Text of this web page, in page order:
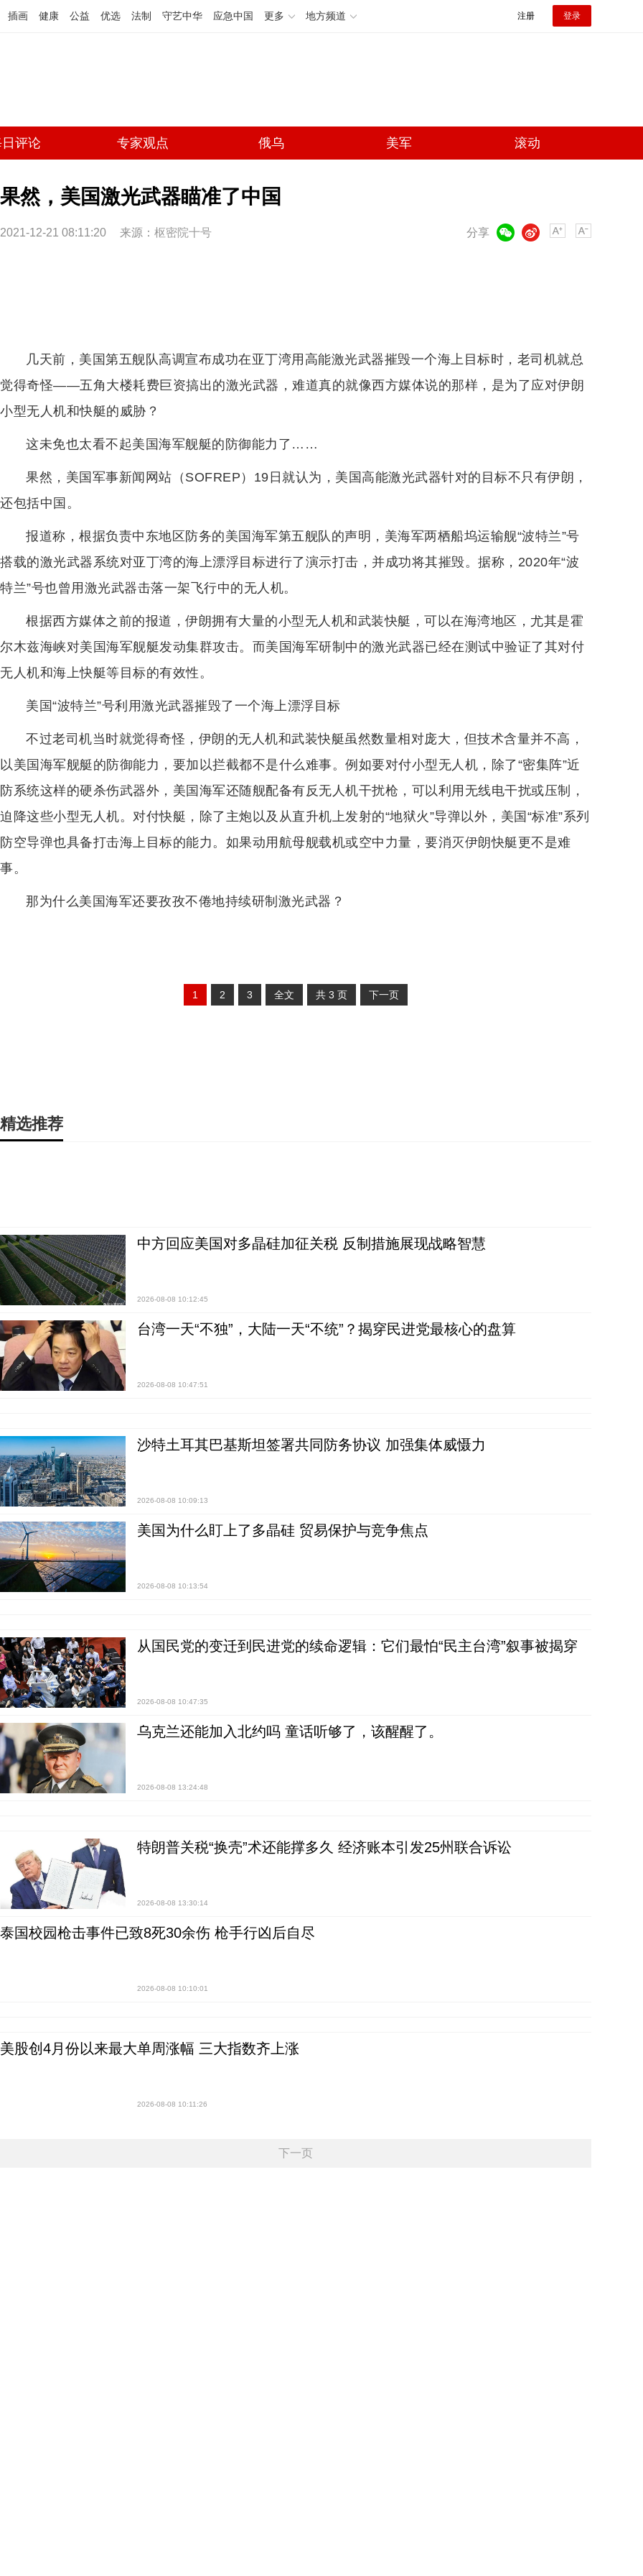
插画 健康 公益 优选 法制 守艺中华 应急中国 更多 地方频道 注册 登录
评论 专家观点 俄乌 美军 滚动
果然，美国激光武器瞄准了中国
2021-12-21 08:11:20 来源： 枢密院十号 分享
微博
几天前，美国第五舰队高调宣布成功在亚丁湾用高能激光武器摧毁一个海上目标时，老司机就总
觉得奇怪——五角大楼耗费巨资搞出的激光武器，难道真的就像西方媒体说的那样，是为了应对伊朗
小型无人机和快艇的威胁？
这未免也太看不起美国海军舰艇的防御能力了……
果然，美国军事新闻网站（SOFREP）19日就认为，美国高能激光武器针对的目标不只有伊朗，
还包括中国。
报道称，根据负责中东地区防务的美国海军第五舰队的声明，美海军两栖船坞运输舰“波特兰”号
搭载的激光武器系统对亚丁湾的海上漂浮目标进行了演示打击，并成功将其摧毁。据称，2020年“波
特兰”号也曾用激光武器击落一架飞行中的无人机。
根据西方媒体之前的报道，伊朗拥有大量的小型无人机和武装快艇，可以在海湾地区，尤其是霍
尔木兹海峡对美国海军舰艇发动集群攻击。而美国海军研制中的激光武器已经在测试中验证了其对付
无人机和海上快艇等目标的有效性。
美国“波特兰”号利用激光武器摧毁了一个海上漂浮目标
不过老司机当时就觉得奇怪，伊朗的无人机和武装快艇虽然数量相对庞大，但技术含量并不高，
以美国海军舰艇的防御能力，要加以拦截都不是什么难事。例如要对付小型无人机，除了“密集阵”近
防系统这样的硬杀伤武器外，美国海军还随舰配备有反无人机干扰枪，可以利用无线电干扰或压制，
迫降这些小型无人机。对付快艇，除了主炮以及从直升机上发射的“地狱火”导弹以外，美国“标准”系列
防空导弹也具备打击海上目标的能力。如果动用航母舰载机或空中力量，要消灭伊朗快艇更不是难
事。
那为什么美国海军还要孜孜不倦地持续研制激光武器？
1 2 3 全文 共 3 页 下一页
精选推荐
中方回应美国对多晶硅加征关税 反制措施展现战略智慧
2026-08-08 10:12:45
台湾一天“不独”，大陆一天“不统”？揭穿民进党最核心的盘算
2026-08-08 10:47:51
沙特土耳其巴基斯坦签署共同防务协议 加强集体威慑力
2026-08-08 10:09:13
美国为什么盯上了多晶硅 贸易保护与竞争焦点
2026-08-08 10:13:54
从国民党的变迁到民进党的续命逻辑：它们最怕“民主台湾”叙事被揭穿
2026-08-08 10:47:35
乌克兰还能加入北约吗 童话听够了，该醒醒了。
2026-08-08 13:24:48
特朗普关税“换壳”术还能撑多久 经济账本引发25州联合诉讼
2026-08-08 13:30:14
泰国校园枪击事件已致8死30余伤 枪手行凶后自尽
2026-08-08 10:10:01
美股创4月份以来最大单周涨幅 三大指数齐上涨
2026-08-08 10:11:26
下一页